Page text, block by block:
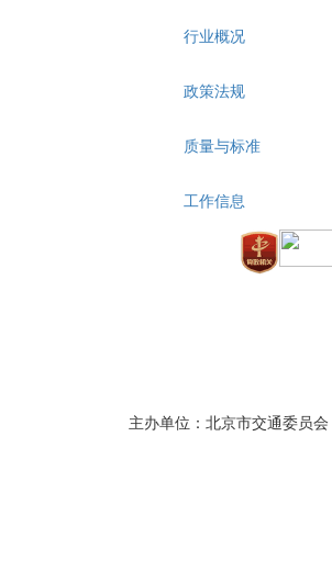
行业概况
政策法规
质量与标准
工作信息
主办单位：北京市交通委员会